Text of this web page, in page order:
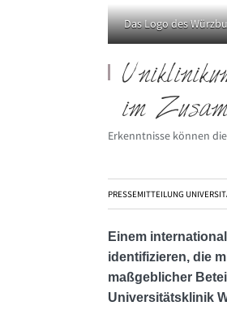
Das Logo des
im
Erkenntnisse können
PRESSEMITTEILUNG
Einem
identifizieren, die
maßgeblicher
Universitätsklinik